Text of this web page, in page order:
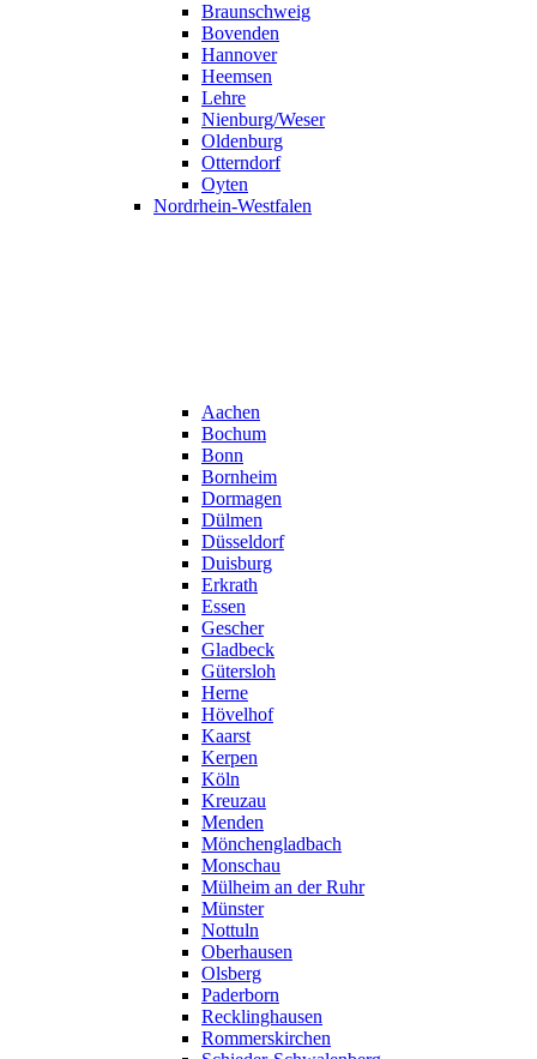
Braunschweig
Bovenden
Hannover
Heemsen
Lehre
Nienburg/Weser
Oldenburg
Otterndorf
Oyten
Nordrhein-Westfalen
Aachen
Bochum
Bonn
Bornheim
Dormagen
Dülmen
Düsseldorf
Duisburg
Erkrath
Essen
Gescher
Gladbeck
Gütersloh
Herne
Hövelhof
Kaarst
Kerpen
Köln
Kreuzau
Menden
Mönchengladbach
Monschau
Mülheim an der Ruhr
Münster
Nottuln
Oberhausen
Olsberg
Paderborn
Recklinghausen
Rommerskirchen